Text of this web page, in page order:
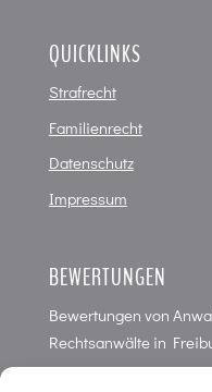
QUICKLINKS
Strafrecht
Familienrecht
Datenschutz
Impressum
BEWERTUNGEN
Bewertungen von
Rechtsanwälte in